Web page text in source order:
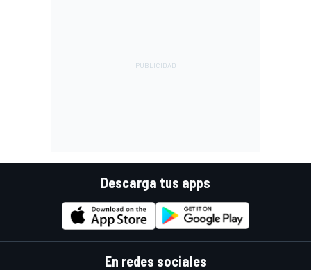
Descarga tus apps
En redes sociales